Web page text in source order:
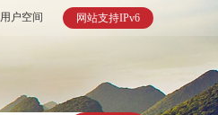
网站支持IPv6
用户空间